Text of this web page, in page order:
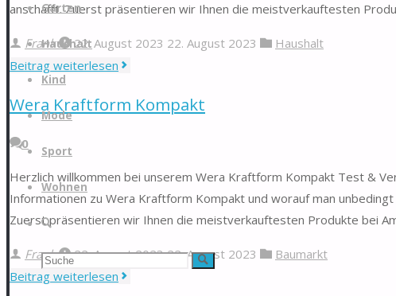
Garten
Haushalt
Kind
Mode
Sport
Wohnen
Suche
Suchen Suche
anschafft. Zuerst präsentieren wir Ihnen die meistverkauftesten
Frank 22. August 2023 22. August 2023
Haushalt
Beitrag weiterlesen "Philips
AC2889/10"
Wera Kraftform Kompakt
0
Herzlich willkommen bei unserem Wera Kraftform Kompakt Test &
Informationen zu Wera Kraftform Kompakt und worauf man
Zuerst präsentieren wir Ihnen die meistverkauftesten Produkte bei
Frank 22. August 202322. August 2023
Baumarkt
Beitrag weiterlesen "Wera